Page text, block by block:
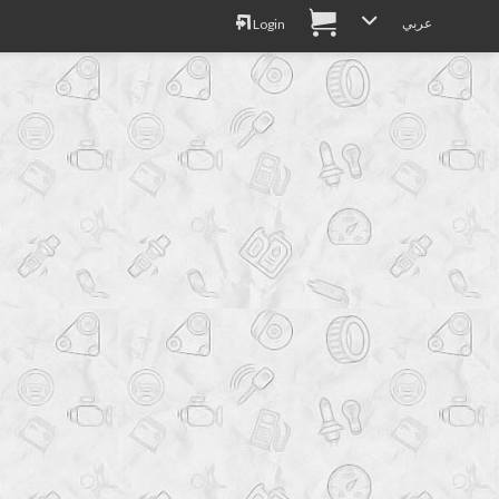
Login عربي